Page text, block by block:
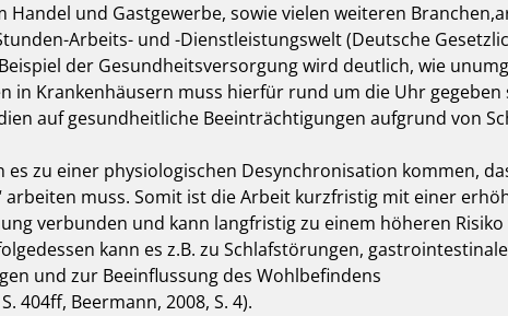
Handel und Gastgewerbe, sowie vielen weiteren
Arbeits- und -Dienstleistungswelt (Deutsche
Beispiel der Gesundheitsversorgung wird deutlich, wie
in Krankenhäusern muss hierfür rund um die Uhr gegeben
auf gesundheitliche Beeinträchtigungen aufgrund von
es zu einer physiologischen Desynchronisation kommen,
arbeiten muss. Somit ist die Arbeit kurzfristig mit einer
verbunden und kann langfristig zu einem höheren
kann es z.B. zu Schlafstörungen,
und zur Beeinflussung des Wohlbefindens
404ff, Beermann, 2008, S. 4).